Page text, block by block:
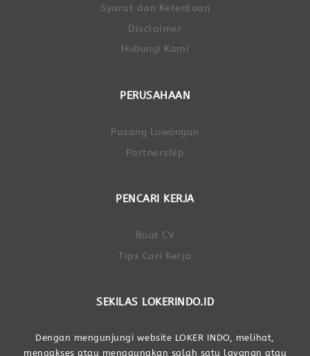
Syarat dan Ketentuan
Disclaimer
Hubungi Kami
PERUSAHAAN
Pasang Lowongan
Partnership
PENCARI KERJA
Buat CV
Tips Cari Kerja
SEKILAS LOKERINDO.ID
Dengan mengunjungi website LOKER INDO, melihat,
mengakses atau menggunakan salah satu layanan atau